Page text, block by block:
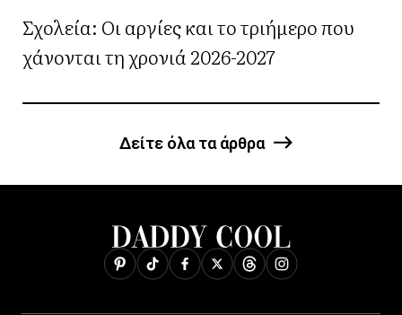
Σχολεία: Οι αργίες και το τριήμερο που
χάνονται τη χρονιά 2026-2027
Δείτε όλα τα άρθρα